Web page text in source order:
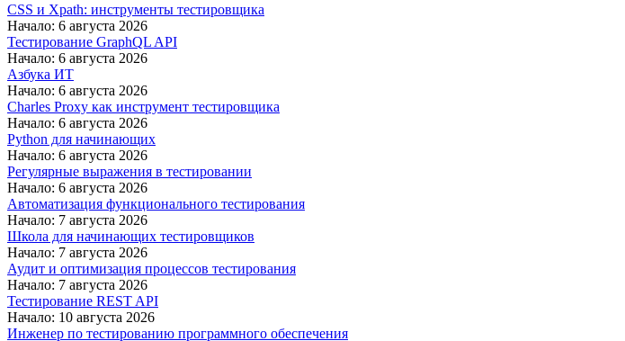
CSS и Xpath: инструменты тестировщика
Начало: 6 августа 2026
Тестирование GraphQL API
Начало: 6 августа 2026
Азбука ИТ
Начало: 6 августа 2026
Charles Proxy как инструмент тестировщика
Начало: 6 августа 2026
Python для начинающих
Начало: 6 августа 2026
Регулярные выражения в тестировании
Начало: 6 августа 2026
Автоматизация функционального тестирования
Начало: 7 августа 2026
Школа для начинающих тестировщиков
Начало: 7 августа 2026
Аудит и оптимизация процессов тестирования
Начало: 7 августа 2026
Тестирование REST API
Начало: 10 августа 2026
Инженер по тестированию программного обеспечения